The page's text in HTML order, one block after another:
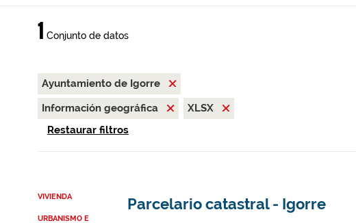
1 Conjunto de datos
Ayuntamiento de Igorre
Información geográfica
XLSX
Restaurar filtros
VIVIENDA
URBANISMO E
Parcelario catastral - Igorre